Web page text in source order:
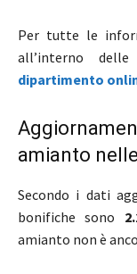
Per tutte le
all’interno
dipartimento
amianto
Secondo i dati
bonifiche sono
amianto non è